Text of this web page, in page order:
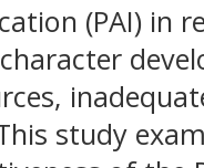
(PAI) in
study